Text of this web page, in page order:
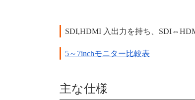
SDI,HDMI 入出力を持ち、
5～7inchモニター比較表
主な仕様